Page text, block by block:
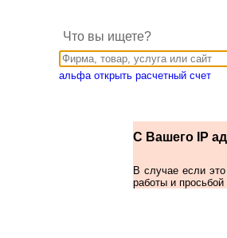
Что вы ищете?
альфа открыть расчетный счет
С Вашего IP
В случае если
работы и просьбой